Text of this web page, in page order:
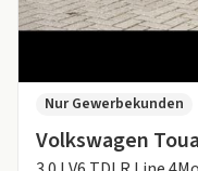
Volkswagen
Nur Gewerbekunden